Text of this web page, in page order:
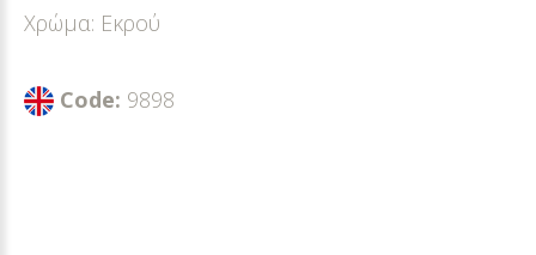
Χρώμα: Εκρού
Code: 9898